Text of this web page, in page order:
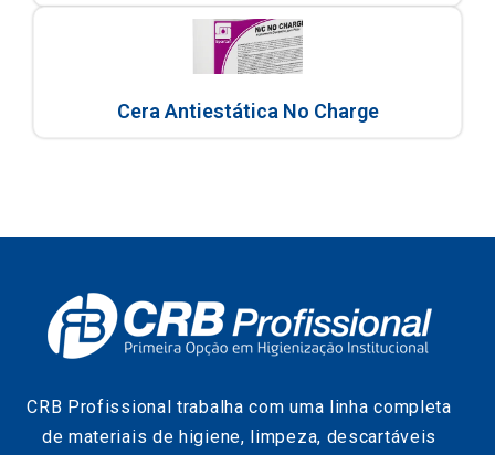
Cera Antiestática No Charge
CRB Profissional trabalha com uma linha completa
de materiais de higiene, limpeza, descartáveis